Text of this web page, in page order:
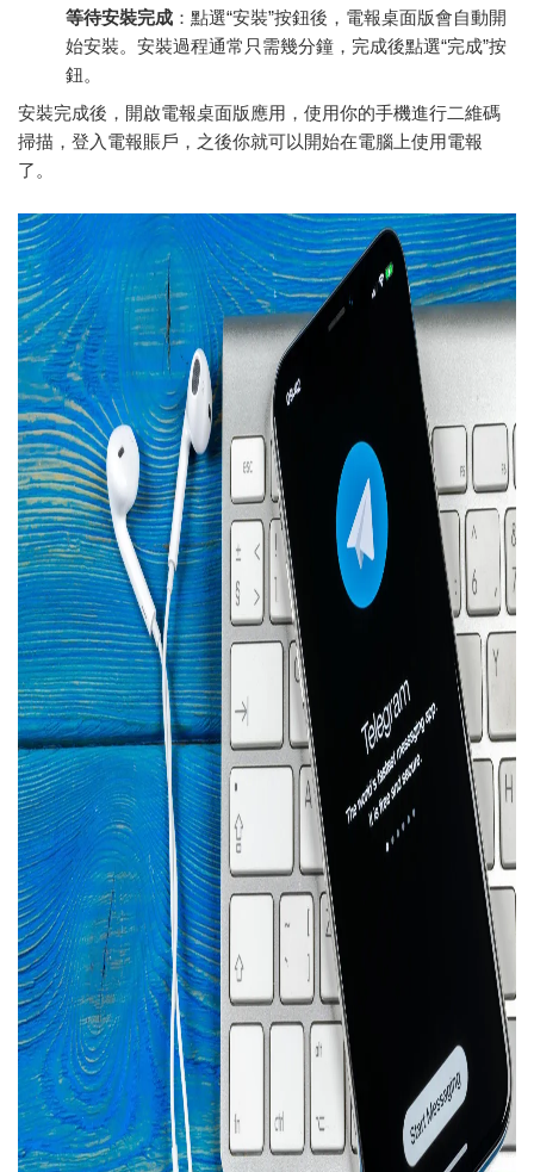
等待安裝完成 ：點選“安裝”按鈕後，電報桌面版會自動開
始安裝。安裝過程通常只需幾分鐘，完成後點選“完成”按
鈕。
安裝完成後，開啟電報桌面版應用，使用你的手機進行二維碼
掃描，登入電報賬戶，之後你就可以開始在電腦上使用電報
了。